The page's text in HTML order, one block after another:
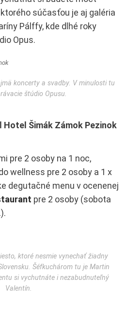
súčasťou je aj galéria
Pálffy, kde dlhé roky
Opus.
koncerty a svadby. V minulosti tu
štúdio Opusu.
Hotel Šimák Zámok Pezinok
pre 2 osoby na 1 noc,
wellness pre 2 osoby a 1 x
degutačné menu v ocenenej
pre 2 osoby (sobota
ktoré nesmie vynechať žiadny
Šéfkuchárom tu je Martin
si vychutnáte i nezabudnuteľný
Valentín.